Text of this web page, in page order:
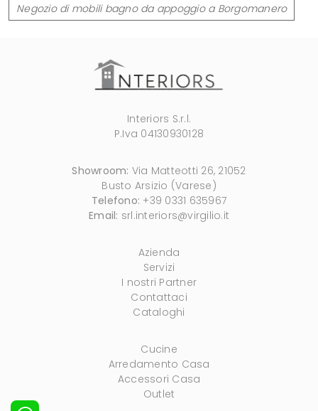
Negozio di mobili bagno da appoggio a Borgomanero
Interiors S.r.l.
P.Iva 04130930128
Showroom: Via Matteotti 26, 21052
Busto Arsizio (Varese)
Telefono: +39 0331 635967
Email: srl.interiors@virgilio.it
Azienda
Servizi
I nostri Partner
Contattaci
Cataloghi
Cucine
Arredamento Casa
Accessori Casa
Outlet